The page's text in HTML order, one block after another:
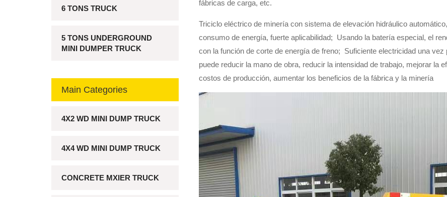
6 TONS TRUCK
5 TONS UNDERGROUND
MINI DUMPER TRUCK
Main Categories
4X2 WD MINI DUMP TRUCK
4X4 WD MINI DUMP TRUCK
CONCRETE MXIER TRUCK
fábricas de carga, etc.
Triciclo eléctrico de minería con sistema de elevación hidráulico
consumo de energía, fuerte aplicabilidad; Usando la batería especial, el
con la función de corte de energía de freno; Suficiente electricidad una vez
puede reducir la mano de obra, reducir la intensidad de trabajo, mejorar la
costos de producción, aumentar los beneficios de la fábrica y la minería